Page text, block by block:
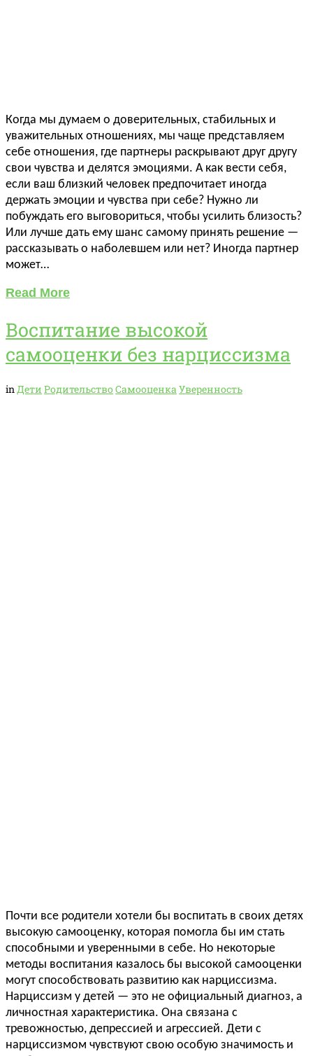
Когда мы думаем о доверительных, стабильных и
уважительных отношениях, мы чаще представляем
себе отношения, где партнеры раскрывают друг другу
свои чувства и делятся эмоциями. А как вести себя,
если ваш близкий человек предпочитает иногда
держать эмоции и чувства при себе? Нужно ли
побуждать его выговориться, чтобы усилить близость?
Или лучше дать ему шанс самому принять решение —
рассказывать о наболевшем или нет? Иногда партнер
может…
Read More
Воспитание высокой
самооценки без нарциссизма
inДети Родительство СамооценкаУверенность
Почти все родители хотели бы воспитать в своих детях
высокую самооценку, которая помогла бы им стать
способными и уверенными в себе. Но некоторые
методы воспитания казалось бы высокой самооценки
могут способствовать развитию как нарциссизма.
Нарциссизм у детей — это не официальный диагноз, а
личностная характеристика. Она связана с
тревожностью, депрессией и агрессией. Дети с
нарциссизмом чувствуют свою особую значимость и